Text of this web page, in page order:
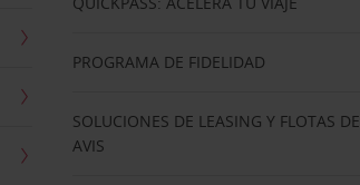
PROGRAMA DE FIDELIDAD
SOLUCIONES DE LEASING Y FLOTAS DE
AVIS